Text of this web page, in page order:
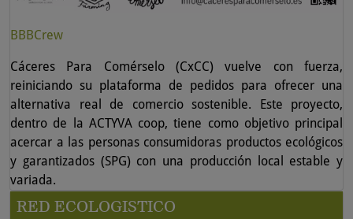
BBBCrew
Cáceres Para Comérselo (CxCC) vuelve con fuerza,
reiniciando su plataforma de pedidos para ofrecer una
alternativa real de comercio sostenible. Este proyecto,
dentro de la ACTYVA coop, tiene como objetivo principal
acercar a las personas consumidoras productos ecológicos
y garantizados (SPG) con una producción local estable y
variada.
RED ECOLOGISTICO